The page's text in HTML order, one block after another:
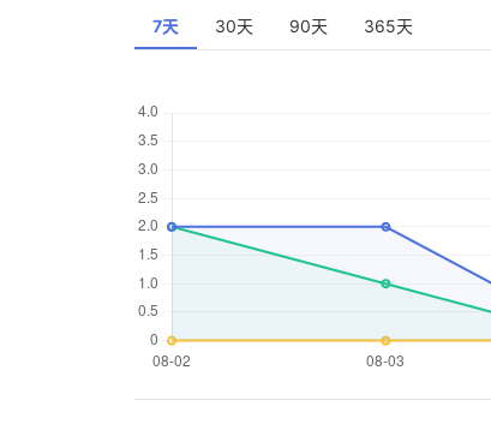
7天 30天 90天 365天